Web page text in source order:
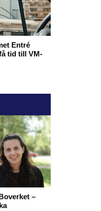
Entré
tid till VM-
–